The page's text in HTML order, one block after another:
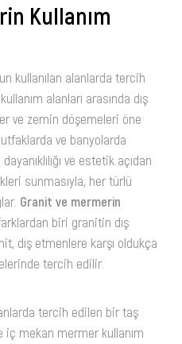
Kullanım
kullanılan alanlarda tercih
alanları arasında dış
ve zemin döşemeleri öne
ve banyolarda
ve estetik açıdan
sunmasıyla, her türlü
Granit ve mermerin
biri granitin dış
dış etmenlere karşı oldukça
tercih edilir.
tercih edilen bir taş
iç mekan mermer kullanım